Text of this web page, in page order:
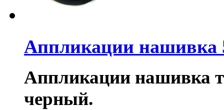
Аппликации нашивка
Аппликации нашивка
черный.